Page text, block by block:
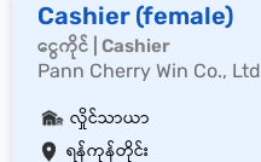
Cashier (female)
ငွေကိုင် | Cashier
Pann Cherry Win Co., Ltd
ရန်ကုန်တိုင်း
လှိုင်သာယာ